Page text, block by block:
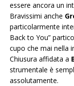
essere ancora un
Bravissimi anche
particolarmente
Back to You”
cupo che mai nella
Chiusura affidata a
strumentale è
assolutamente.